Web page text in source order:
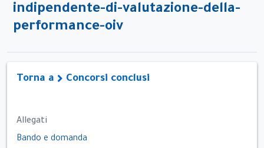
indipendente-di-valutazione-della-
performance-oiv
Torna a Concorsi conclusi
Allegati
Bando e domanda